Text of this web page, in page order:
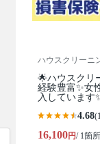
ハウスクリーニ
🌟ハウスクリ
経験豊富✨女
入しています
4.68
16,100円/ 1箇所